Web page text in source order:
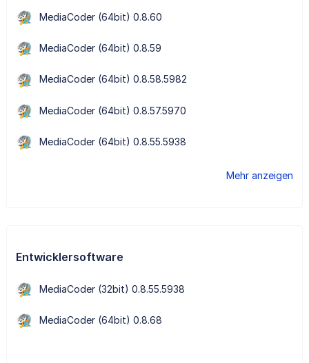
MediaCoder (64bit) 0.8.60
MediaCoder (64bit) 0.8.59
MediaCoder (64bit) 0.8.58.5982
MediaCoder (64bit) 0.8.57.5970
MediaCoder (64bit) 0.8.55.5938
Mehr anzeigen
Entwicklersoftware
MediaCoder (32bit) 0.8.55.5938
MediaCoder (64bit) 0.8.68